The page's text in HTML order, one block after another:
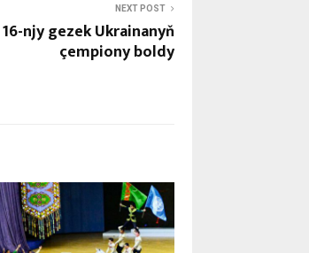
NEXT POST
njy gezek Ukrainanyň
çempiony boldy